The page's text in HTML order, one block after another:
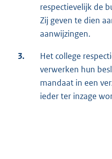
respectievelijk de
Zij geven te dien
aanwijzingen.
3.
Het college
verwerken hun
mandaat in een
ieder ter inzage